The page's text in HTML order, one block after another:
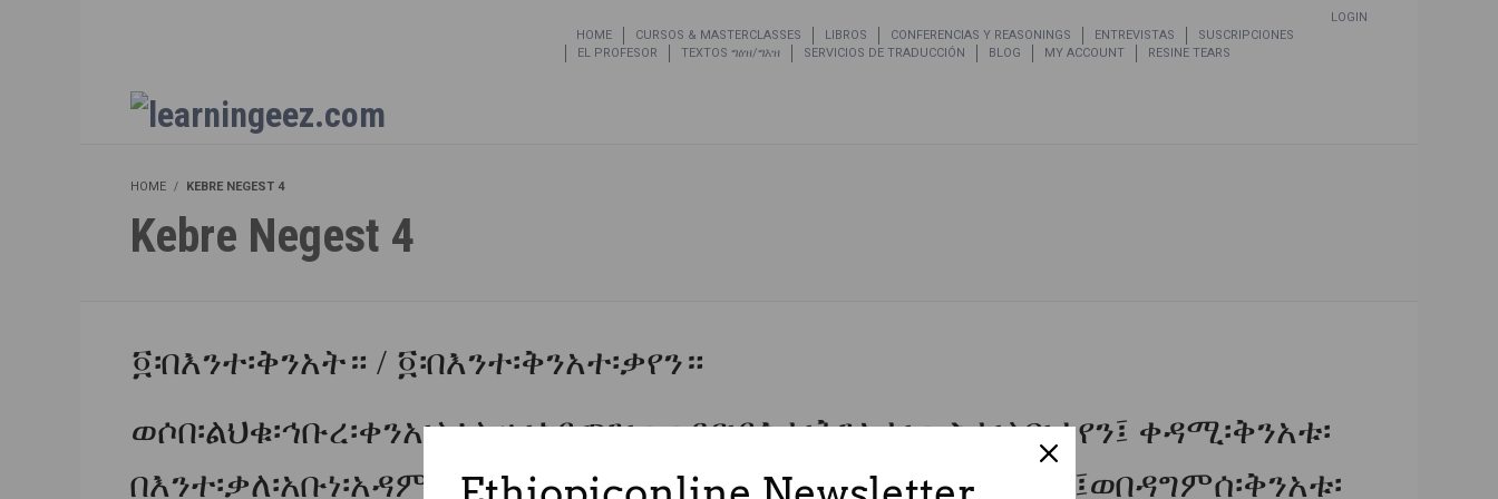
LOGIN
HOME
CURSOS & MASTERCLASSES LIBROS CONFERENCIAS Y REASONINGS ENTREVISTAS
SUSCRIPCIONES
EL PROFESOR
TEXTOS ግዕዝ/ግእዝ SERVICIOS DE TRADUCCIÓN BLOG MY ACCOUNT RESINE TEARS
HOME KEBRE NEGEST 4
Kebre Negest 4
፬፡በእንተ፡ቅንአት። / ፬፡በእንተ፡ቅንአተ፡ቃየን።
ወሶበ፡ልህቁ፡ኅቡረ፡ቀንአ፡ላዕሌሁ፡ሰይጣን፡ወወደየ፡ይእተ፡ቅንአተ፡ውስተ፡ልበ፡ቃየን፤ ቀዳሚ፡ቅንአቱ፡
በእንተ፡ቃለ፡አቡነ፡አዳም፡ዘይቤ፡ዝውእቱ፡ብሩሀ፡ገጽ፡ይኩን፡ወራሴ፡መንግሥትየ፤ወበዳግምሰ፡ቅንአቱ፡